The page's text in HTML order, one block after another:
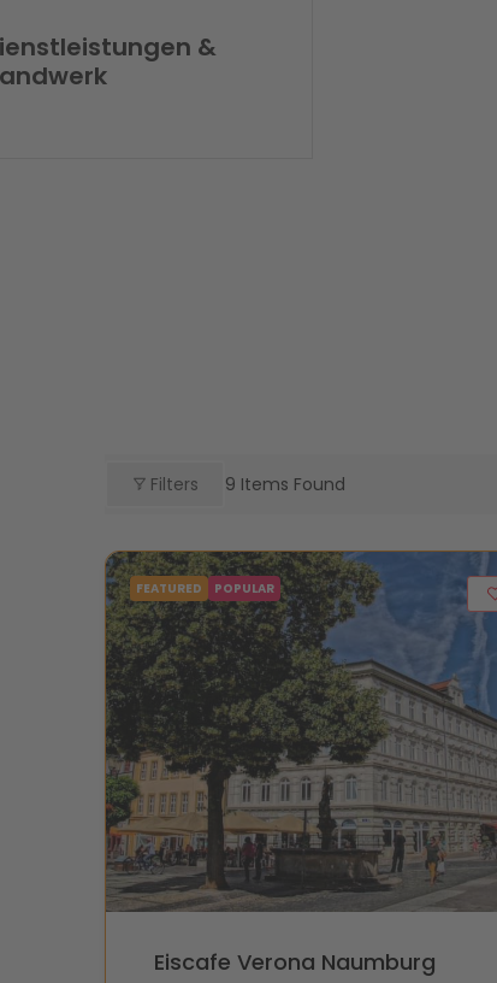
&
Filters 9 Items Found
FEATURED POPULAR
Eiscafe Verona Naumburg